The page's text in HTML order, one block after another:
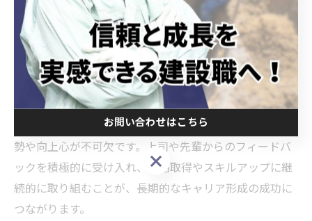
理職への道も開かれます。複数現場を経験し、コミュニ
ケーション能力や問題解決力を高めることが、評価やキ
ャリアアップにつながります。未経験者であっても、研
修やOJTを活用しながら着実に成長できる環境が岡崎市
には整っています。
注意点としては、キャリアアップのためには自ら学ぶ姿
勢や向上心が不可欠です。上司や先輩からのフィードバ
ックを積極的に受け入れ、資格取得やスキルアップに継
続的に取り組むことが、長期的なキャリア形成の成功に
つながります。
お問い合わせはこちら
お問い合わせはこちら